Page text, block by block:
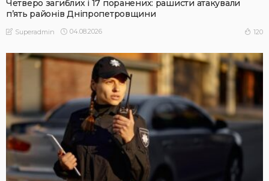
Четверо загиблих і 17 поранених: рашисти атакували
п’ять районів Дніпропетровщини
Superadmin 04.08.2026 120